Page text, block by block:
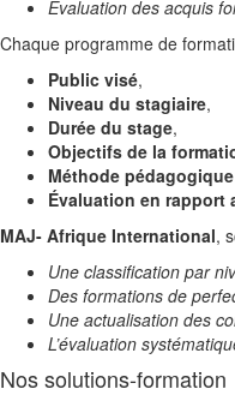
Evaluation des acquis
Chaque programme de
Public visé,
Niveau du stagiaire,
Durée du stage,
Objectifs de la
Méthode
Évaluation en
MAJ- Afrique International,
Une classification par
Des formations de
Une actualisation des
L’évaluation
Nos solutions-formation